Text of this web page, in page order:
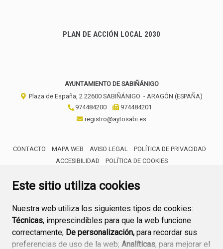
Este sitio utiliza cookies
Nuestra web utiliza los siguientes tipos de cookies:
Técnicas, imprescindibles para que la web funcione
correctamente; De personalización, para recordar sus
preferencias de uso de la web; Analíticas, para mejorar el
PLAN DE ACCIÓN LOCAL 2030
AYUNTAMIENTO DE SABIÑÁNIGO
Plaza de España, 2 22600 SABIÑÁNIGO - ARAGÓN (ESPAÑA)
974484200
974484201
registro@aytosabi.es
CONTACTO MAPA WEB AVISO LEGAL
POLÍTICA DE PRIVACIDAD
ACCESIBILIDAD
POLÍTICA DE COOKIES